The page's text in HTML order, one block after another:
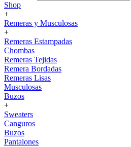
Shop
+
Remeras y Musculosas
+
Remeras Estampadas
Chombas
Remeras Tejidas
Remera Bordadas
Remeras Lisas
Musculosas
Buzos
+
Sweaters
Canguros
Buzos
Pantalones